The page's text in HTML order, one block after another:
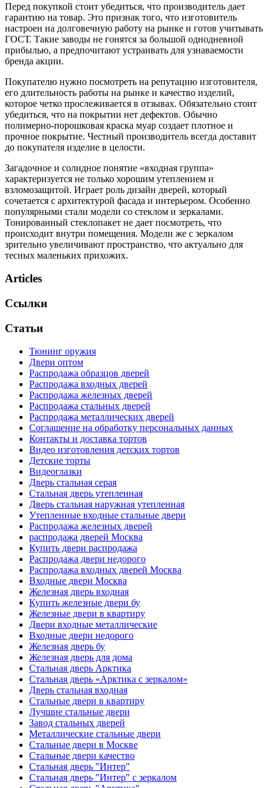
Перед покупкой стоит убедиться, что производитель дает
гарантию на товар. Это признак того, что изготовитель
настроен на долговечную работу на рынке и готов учитывать
ГОСТ. Такие заводы не гонятся за большой однодневной
прибылью, а предпочитают устраивать для узнаваемости
бренда акции.
Покупателю нужно посмотреть на репутацию изготовителя,
его длительность работы на рынке и качество изделий,
которое четко прослеживается в отзывах. Обязательно стоит
убедиться, что на покрытии нет дефектов. Обычно
полимерно-порошковая краска муар создает плотное и
прочное покрытие. Честный производитель всегда доставит
до покупателя изделие в целости.
Загадочное и солидное понятие «входная группа»
характеризуется не только хорошим утеплением и
взломозащитой. Играет роль дизайн дверей, который
сочетается с архитектурой фасада и интерьером. Особенно
популярными стали модели со стеклом и зеркалами.
Тонированный стеклопакет не дает посмотреть, что
происходит внутри помещения. Модели же с зеркалом
зрительно увеличивают пространство, что актуально для
тесных маленьких прихожих.
Articles
Ссылки
Статьи
Тюнинг оружия
Двери оптом
Распродажа образцов дверей
Распродажа входных дверей
Распродажа железных дверей
Распродажа стальных дверей
Распродажа металлических дверей
Соглашение на обработку персональных данных
Контакты и доставка тортов
Видео изготовления детских тортов
Детские торты
Видеоглазки
Дверь стальная серая
Стальная дверь утепленная
Дверь стальная наружная утепленная
Утепленные входные стальные двери
Распродажа железных дверей
распродажа дверей Москва
Купить двери распродажа
Распродажа двери недорого
Распродажа входных дверей Москва
Входные двери Москва
Железная дверь входная
Купить железные двери бу
Железные двери в квартиру
Двери входные металлические
Входные двери недорого
Железная дверь бу
Железная дверь для дома
Стальная дверь Арктика
Стальная дверь «Арктика с зеркалом»
Дверь стальная входная
Стальные двери в квартиру
Лучшие стальные двери
Завод стальных дверей
Металлические стальные двери
Стальные двери в Москве
Стальные двери качество
Стальная дверь "Интер"
Стальная дверь "Интер" с зеркалом